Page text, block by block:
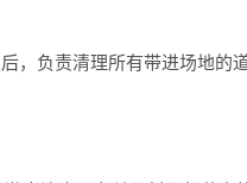
，负责清理所有带进场地的道